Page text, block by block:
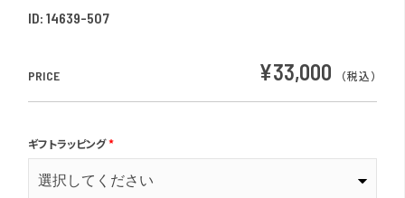
ID: 14639-507
PRICE ¥33,000 （税込）
ギフトラッピング*